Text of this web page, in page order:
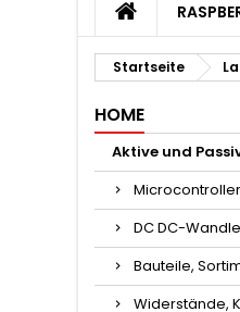
Startseite
HOME
Aktive und
DC DC-
Bauteile,
Widerstände,